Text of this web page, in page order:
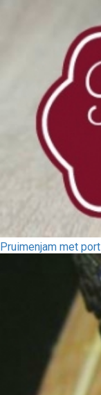
Pruimenjam met port